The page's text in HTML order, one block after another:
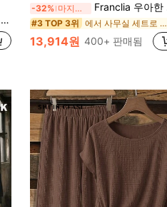
-32% 마지막 3일 Franclia 우아한 캐주얼 통근 복장, 옐로우 블레이저 스타일 반팔 재킷 및 반바지/와이드 레그 팬츠 세트 포함, 여성 봄/여름
#3 TOP 3위 에서 사무실 세트로 구성된 투피스 세트
13,914원 400+ 판매됨